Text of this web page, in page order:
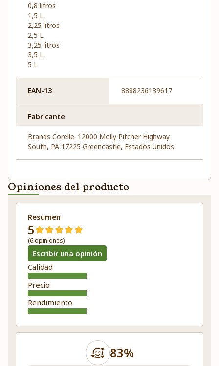
0,8 litros
1,5 L
2,25 litros
2,5 L
3,25 litros
3,5 L
5 L
EAN-13 8888236139617
Fabricante
Brands Corelle. 12000 Molly Pitcher Highway
South, PA 17225 Greencastle, Estados Unidos
Opiniones del producto
Resumen
5
(6 opiniones)
Escribir una opinión
Calidad
Precio
Rendimiento
83%